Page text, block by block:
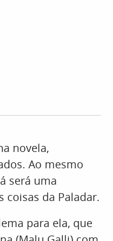
novela,
Ao mesmo
será uma
coisas da Paladar.
para ela, que